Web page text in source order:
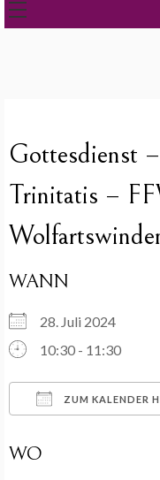
Gottesdienst
Trinitatis –
WANN
28. Juli 2024
10:30 - 11:30
ZUM KALENDER
WO